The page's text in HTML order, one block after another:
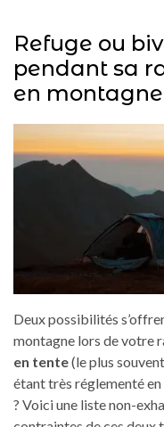
Refuge ou
pendant sa
en montagne
Deux possibilités
montagne lors de votre
en tente(le plus
étant très réglementé
? Voici une liste non-